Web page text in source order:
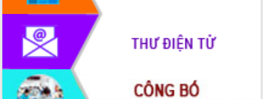
Tháo gỡ những vướng mắc, đẩy mạnh
công tác cải cách thủ tục hành chính
tại Trung tâm Phục vụ hành chính
công tỉnh
Đắk Lắk: Tôn vinh 46 giải pháp tại Hội
thi Sáng tạo Kỹ thuật 2024 - 2025
Đắk Lắk rà soát, điều chỉnh Đề án 190
về phát triển nuôi trồng thủy sản